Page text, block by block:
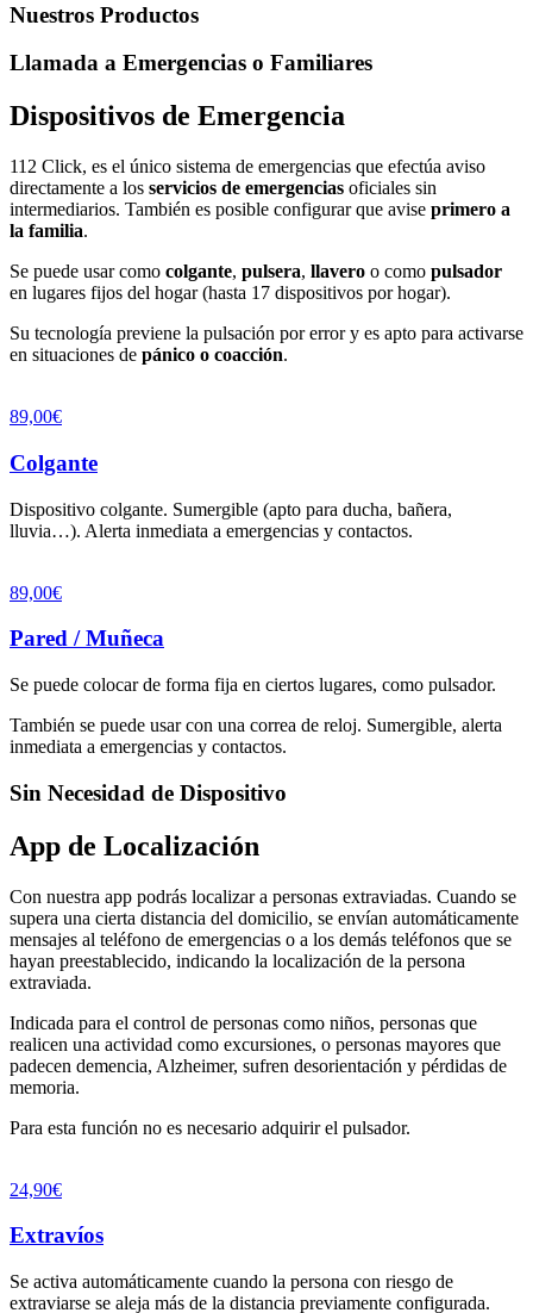
Nuestros Productos
Llamada a Emergencias o Familiares
Dispositivos de Emergencia
112 Click, es el único sistema de emergencias que efectúa aviso
directamente a los servicios de emergencias oficiales sin
intermediarios. También es posible configurar que avise primero a
la familia.
Se puede usar como colgante, pulsera, llavero o como pulsador
en lugares fijos del hogar (hasta 17 dispositivos por hogar).
Su tecnología previene la pulsación por error y es apto para activarse
en situaciones de pánico o coacción.
89,00€
Colgante
Dispositivo colgante. Sumergible (apto para ducha, bañera,
lluvia…). Alerta inmediata a emergencias y contactos.
89,00€
Pared / Muñeca
Se puede colocar de forma fija en ciertos lugares, como pulsador.
También se puede usar con una correa de reloj. Sumergible, alerta
inmediata a emergencias y contactos.
Sin Necesidad de Dispositivo
App de Localización
Con nuestra app podrás localizar a personas extraviadas. Cuando se
supera una cierta distancia del domicilio, se envían automáticamente
mensajes al teléfono de emergencias o a los demás teléfonos que se
hayan preestablecido, indicando la localización de la persona
extraviada.
Indicada para el control de personas como niños, personas que
realicen una actividad como excursiones, o personas mayores que
padecen demencia, Alzheimer, sufren desorientación y pérdidas de
memoria.
Para esta función no es necesario adquirir el pulsador.
24,90€
Extravíos
Se activa automáticamente cuando la persona con riesgo de
extraviarse se aleja más de la distancia previamente configurada.